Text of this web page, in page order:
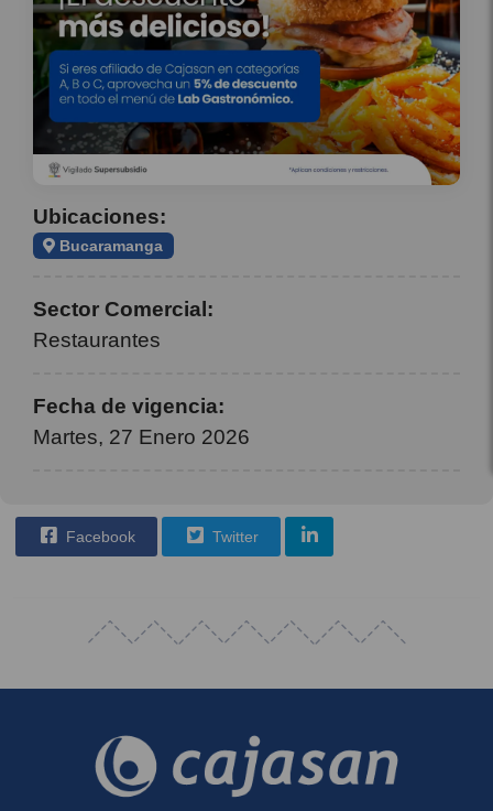
Ubicaciones:
Bucaramanga
Sector Comercial:
Restaurantes
Fecha de vigencia:
Martes, 27 Enero 2026
Facebook Twitter